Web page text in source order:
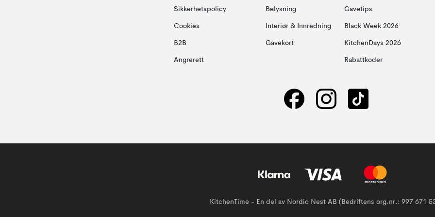
Sikkerhetspolicy
Cookies
B2B
Angrerett
Belysning
Interiør & Innredning
Gavekort
Gavetips
Black Week 2026
KitchenDays 2026
Rabattkoder
KitchenTime - En del av Nordic Nest AB (Bedriftens org.nr.: 997 671